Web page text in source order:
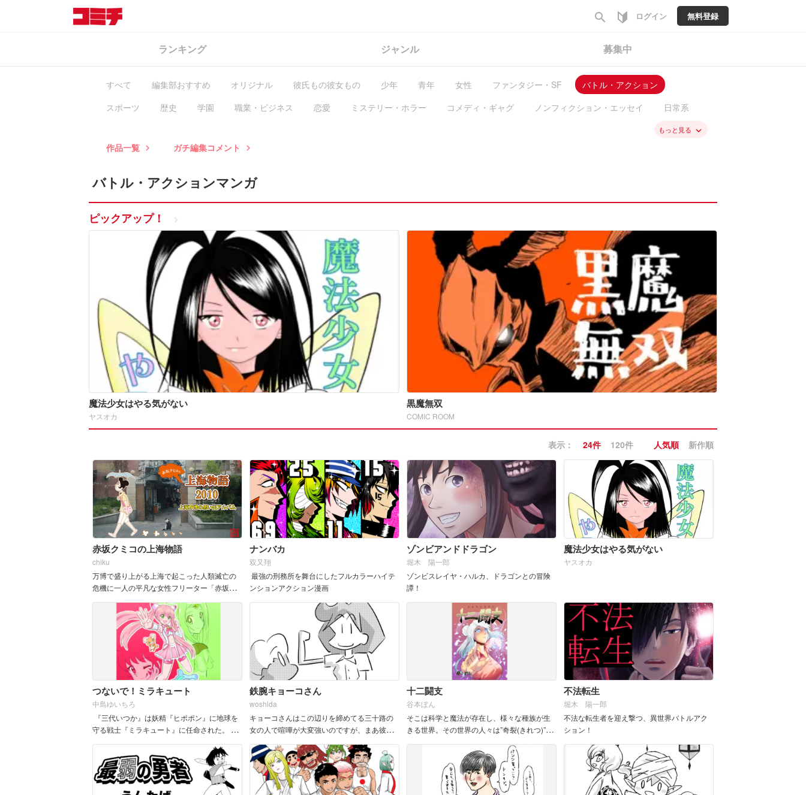
search ログイン 無料登録
ランキング ジャンル 募集中
すべて 編集部おすすめ オリジナル 彼氏もの彼女もの 少年 青年 女性 ファンタジー・SF
バトル・アクション
スポーツ
歴史 学園 職業・ビジネス 恋愛 ミステリー・ホラー コメディ・ギャグ ノンフィクション・エッセイ
日常系
もっと見る keyboard_arrow_down
作品一覧 keyboard_arrow_right ガチ編集コメント keyboard_arrow_right
バトル・アクションマンガ
ピックアップ！
魔法少女はやる気がない
ヤスオカ
黒魔無双
COMIC ROOM
表示： 24件 120件 人気順 新作順
赤坂クミコの上海物語
chiku
万博で盛り上がる上海で起こった人類滅亡の
危機に一人の平凡な女性フリーター「赤坂ク
外、奇々怪々な上海旅行記。実際に上海にロ
ケに行って取材して制作しました。 ...
ナンバカ
双又翔
最強の刑務所を舞台にしたフルカラーハイテ
ンションアクション漫画
ゾンビアンドドラゴン
堀木 陽一郎
ゾンビスレイヤ・ハルカ、ドラゴンとの冒険
譚！
魔法少女はやる気がない
ヤスオカ
つないで！ミラキュート
中島ゆいちろ
『三代いつか』は妖精『ヒポポン』に地球を
守る戦士『ミラキュート』に任命された。 慣
人の先輩戦士に窮地を救われるが、彼女たち
の...
鉄腕キョーコさん
woshida
キョーコさんはこの辺りを締めてる三十路の
女の人で喧嘩が大変強いのですが、まあ彼女
十二闘支
谷本ぼん
そこは科学と魔法が存在し、様々な種族が生
きる世界。その世界の人々は”奇裂(きれつ)”と
悩まされている。それらに立ち向かうハンタ
ーと呼ばれる人々。主人公の鼠良もま...
不法転生
堀木 陽一郎
不法な転生者を迎え撃つ、異世界バトルアク
ション！